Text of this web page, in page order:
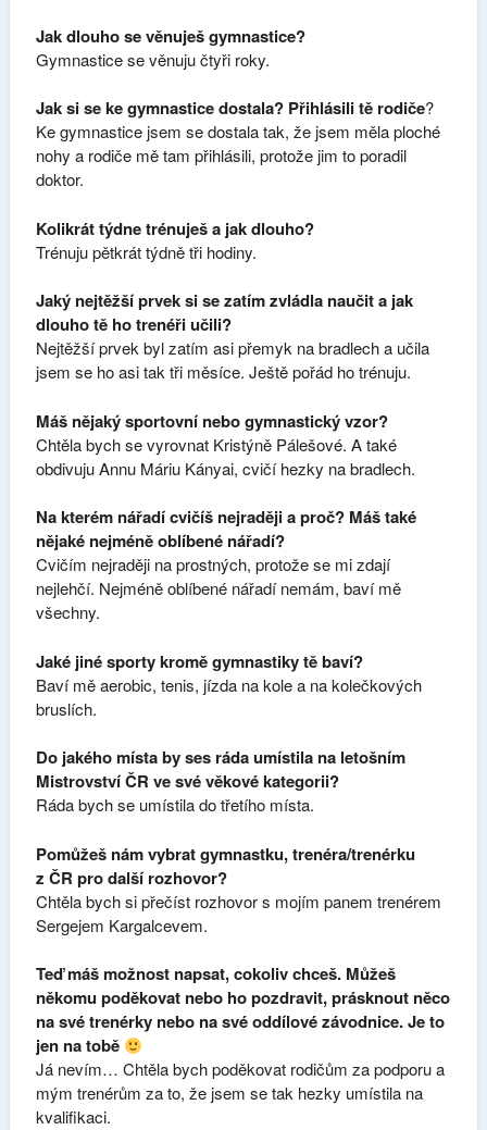
Jak dlouho se věnuješ gymnastice?
Gymnastice se věnuju čtyři roky.
Jak si se ke gymnastice dostala? Přihlásili tě rodiče?
Ke gymnastice jsem se dostala tak, že jsem měla ploché
nohy a rodiče mě tam přihlásili, protože jim to poradil
doktor.
Kolikrát týdne trénuješ a jak dlouho?
Trénuju pětkrát týdně tři hodiny.
Jaký nejtěžší prvek si se zatím zvládla naučit a jak
dlouho tě ho trenéři učili?
Nejtěžší prvek byl zatím asi přemyk na bradlech a učila
jsem se ho asi tak tři měsíce. Ještě pořád ho trénuju.
Máš nějaký sportovní nebo gymnastický vzor?
Chtěla bych se vyrovnat Kristýně Pálešové. A také
obdivuju Annu Máriu Kányai, cvičí hezky na bradlech.
Na kterém nářadí cvičíš nejraději a proč? Máš také
nějaké nejméně oblíbené nářadí?
Cvičím nejraději na prostných, protože se mi zdají
nejlehčí. Nejméně oblíbené nářadí nemám, baví mě
všechny.
Jaké jiné sporty kromě gymnastiky tě baví?
Baví mě aerobic, tenis, jízda na kole a na kolečkových
bruslích.
Do jakého místa by ses ráda umístila na letošním
Mistrovství ČR ve své věkové kategorii?
Ráda bych se umístila do třetího místa.
Pomůžeš nám vybrat gymnastku, trenéra/trenérku
z ČR pro další rozhovor?
Chtěla bych si přečíst rozhovor s mojím panem trenérem
Sergejem Kargalcevem.
Teď máš možnost napsat, cokoliv chceš. Můžeš
někomu poděkovat nebo ho pozdravit, prásknout něco
na své trenérky nebo na své oddílové závodnice. Je to
jen na tobě
Já nevím… Chtěla bych poděkovat rodičům za podporu a
mým trenérům za to, že jsem se tak hezky umístila na
kvalifikaci.